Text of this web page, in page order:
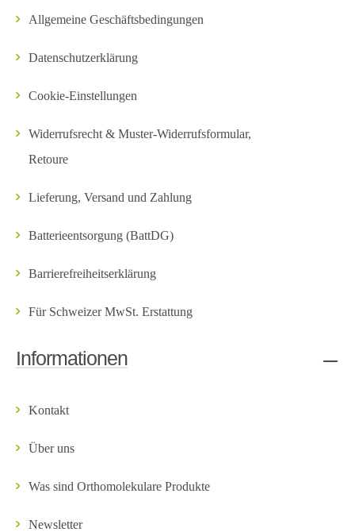
Allgemeine Geschäftsbedingungen
Datenschutzerklärung
Cookie-Einstellungen
Widerrufsrecht & Muster-Widerrufsformular,
Retoure
Lieferung, Versand und Zahlung
Batterieentsorgung (BattDG)
Barrierefreiheitserklärung
Für Schweizer MwSt. Erstattung
Informationen
Kontakt
Über uns
Was sind Orthomolekulare Produkte
Newsletter